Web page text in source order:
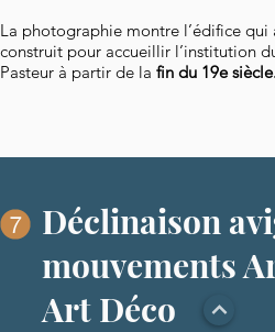
La photographie montre l’édifice qui
construit pour accueillir l’institution
Pasteur à partir de la fin du 19e
Déclinaison
mouvements
Art Déco